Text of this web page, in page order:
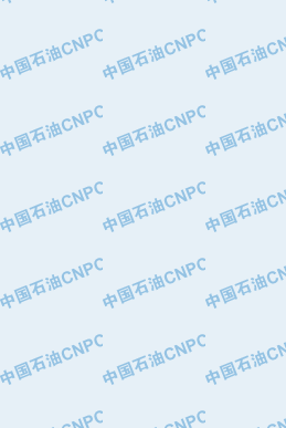
·华北石油津工机械制造有限公司
·中国石化茂名石化分公司
·上海赛科石油化工有限责任公司
·河北卓唯钢管制造有限公司
·上海高桥石化
·中国石化扬子石油化工股份有限公司
·中国石化上海石油化工股份有限公司
·中国石化长岭炼化公司
·中国石油长庆油田分公司
·中国石油宁夏石化分公司
·山东墨龙石油机械股份有限公司
·大庆油田物资集团
·南阳防爆集团有限公司